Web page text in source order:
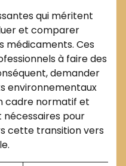
qui méritent
et comparer
médicaments. Ces
à faire des
demander
environnementaux
cadre normatif et
nécessaires pour
cette transition vers